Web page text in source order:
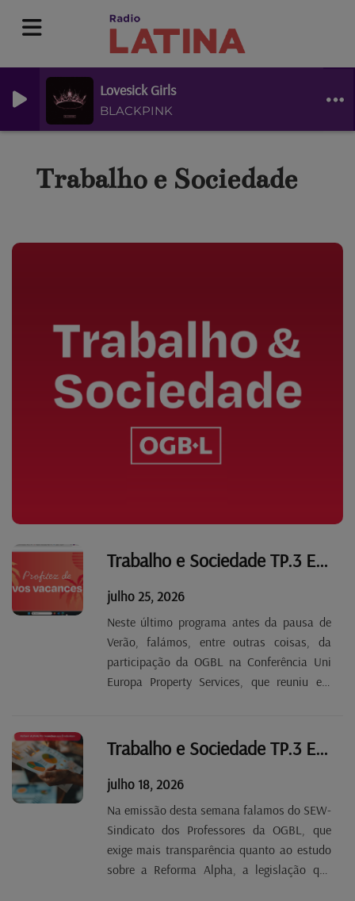
Lovesick Girls
BLACKPINK
Trabalho e Sociedade
Trabalho e Sociedade TP.3 EP 41
julho 25, 2026
Neste último programa antes da pausa de
Verão, falámos, entre outras coisas, da
participação da OGBL na Conferência Uni
Europa Property Services, que reuniu em
reivindicam mais horas de trabalho durante
Trabalho e Sociedade TP.3 EP 40
julho 18, 2026
Na emissão desta semana falamos do SEW-
Sindicato dos Professores da OGBL, que
exige mais transparência quanto ao estudo
sobre a Reforma Alpha, a legislação que